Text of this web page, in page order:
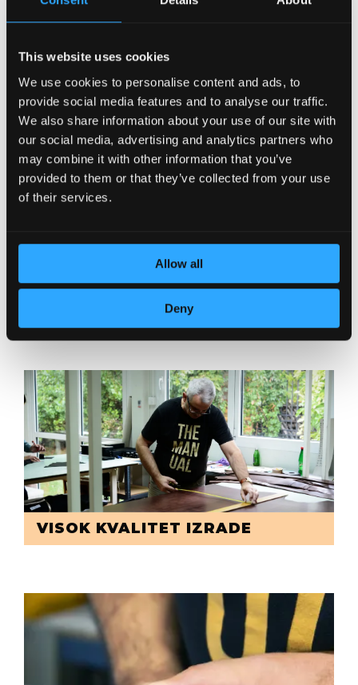
This website uses cookies
We use cookies to personalise content and ads, to
provide social media features and to analyse our traffic.
We also share information about your use of our site with
our social media, advertising and analytics partners who
may combine it with other information that you’ve
provided to them or that they’ve collected from your use
of their services.
Allow all
Deny
POSVEĆENOST DETALJIMA
KOŽA VRHUNSKOG KVALITETA
VISOK KVALITET IZRADE